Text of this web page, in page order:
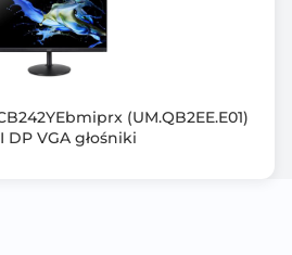
osi [Swivel]
(UM.QB2EE.E01)
DP VGA głośniki